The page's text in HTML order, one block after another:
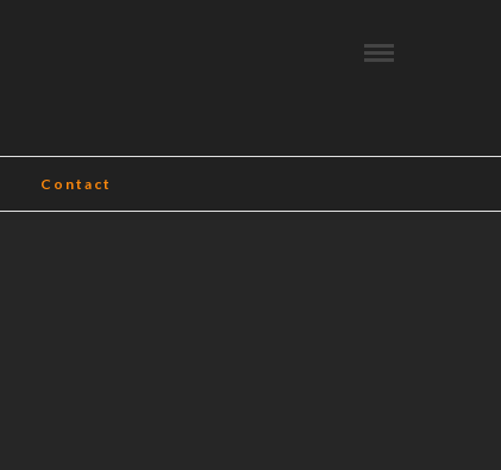
Contact